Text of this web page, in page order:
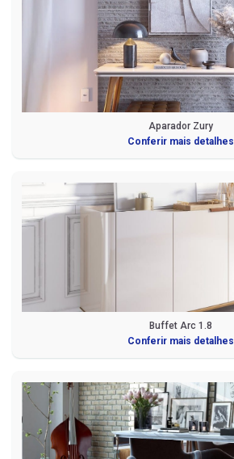
Aparador Zury
Conferir mais detalhes
Buffet Arc 1.8
Conferir mais detalhes